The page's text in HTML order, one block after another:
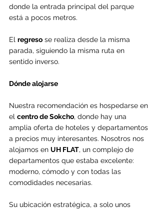
donde la entrada principal del parque
está a pocos metros.
El regreso se realiza desde la misma
parada, siguiendo la misma ruta en
sentido inverso.
Dónde alojarse
Nuestra recomendación es hospedarse en
el centro de Sokcho, donde hay una
amplia oferta de hoteles y departamentos
a precios muy interesantes. Nosotros nos
alojamos en UH FLAT, un complejo de
departamentos que estaba excelente:
moderno, cómodo y con todas las
comodidades necesarias.
Su ubicación estratégica, a solo unos